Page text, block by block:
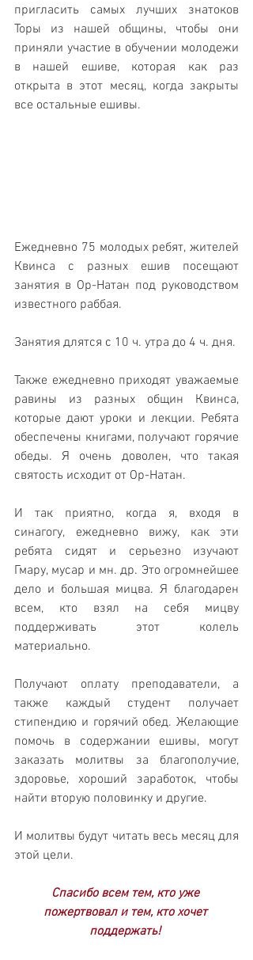
пригласить самых лучших знатоков
Торы из нашей общины, чтобы они
приняли участие в обучении молодежи
в нашей ешиве, которая как раз
открыта в этот месяц, когда закрыты
все остальные ешивы.
Ежедневно 75 молодых ребят, жителей
Квинса с разных ешив посещают
занятия в Ор-Натан под руководством
известного раббая.
Занятия длятся с 10 ч. утра до 4 ч. дня.
Также ежедневно приходят уважаемые
равины из разных общин Квинса,
которые дают уроки и лекции. Ребята
обеспечены книгами, получают горячие
обеды. Я очень доволен, что такая
святость исходит от Ор-Натан.
И так приятно, когда я, входя в
синагогу, ежедневно вижу, как эти
ребята сидят и серьезно изучают
Гмару, мусар и мн. др. Это огромнейшее
дело и большая мицва. Я благодарен
всем, кто взял на себя мицву
поддерживать этот колель
материально.
Получают оплату преподаватели, а
также каждый студент получает
стипендию и горячий обед. Желающие
помочь в содержании ешивы, могут
заказать молитвы за благополучие,
здоровье, хороший заработок, чтобы
найти вторую половинку и другие.
И молитвы будут читать весь месяц для
этой цели.
Спасибо всем тем, кто уже
пожертвовал и тем, кто хочет
поддержать!